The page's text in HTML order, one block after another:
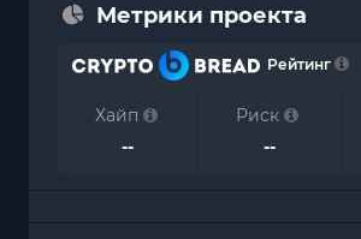
Метрики проекта
Рейтинг
Хайп
--
Риск
--